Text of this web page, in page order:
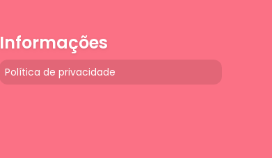
Informações
Política de privacidade